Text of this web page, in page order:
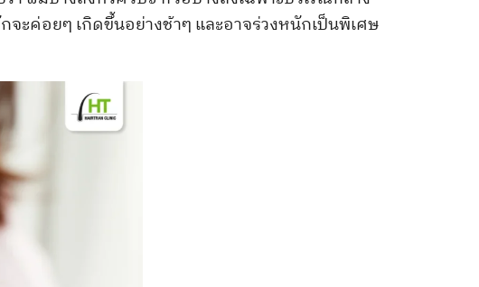
ะค่อยๆ เกิดขึ้นอย่างช้าๆ และอาจร่วงหนักเป็นพิเศษ